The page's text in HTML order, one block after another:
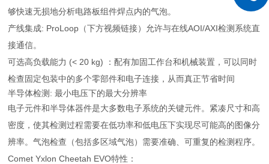
够快速无损地分析电路板组件焊点内的气泡。
产线集成: ProLoop（下方视频链接）允许与在线AOI/AXI检测系统直
接通信。
可选高负载能力 (< 20 kg) ：配有加固工作台和机械装置，可以同时
检查固定包装中的多个零部件和电子连接，从而真正节省时间
半导体检测: 最小电压下的最大分辨率
电子元件和半导体器件是大多数电子系统的关键元件。紧凑尺寸和高
密度，使其检测过程需要在低功率和低电压下实现尽可能高的图像分
辨率。气泡检查（包括多区域气泡）需要准确、可重复的检测程序。
Comet Yxlon Cheetah EVO特性：